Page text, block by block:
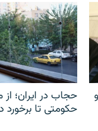
حجاب در ایران؛
حکومتی تا برخورد